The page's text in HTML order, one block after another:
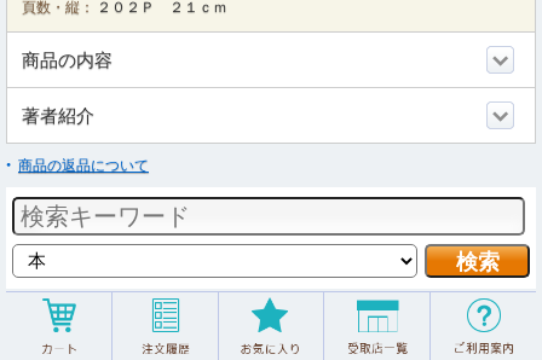
頁数・縦：
２０２Ｐ ２１ｃｍ
商品の内容
著者紹介
商品の返品について